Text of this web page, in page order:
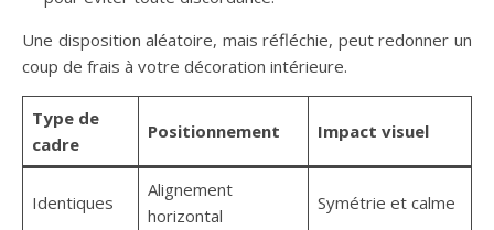
Une disposition aléatoire, mais réfléchie, peut redonner un
coup de frais à votre décoration intérieure.
Type de
cadre
Positionnement Impact visuel
Identiques
Alignement
horizontal
Symétrie et calme